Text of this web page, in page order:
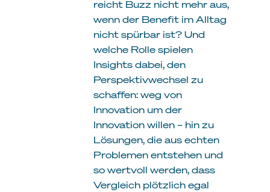
reicht Buzz nicht mehr aus,
wenn der Benefit im Alltag
nicht spürbar ist? Und
welche Rolle spielen
Insights dabei, den
Perspektivwechsel zu
schaffen: weg von
Innovation um der
Innovation willen – hin zu
Lösungen, die aus echten
Problemen entstehen und
so wertvoll werden, dass
Vergleich plötzlich egal